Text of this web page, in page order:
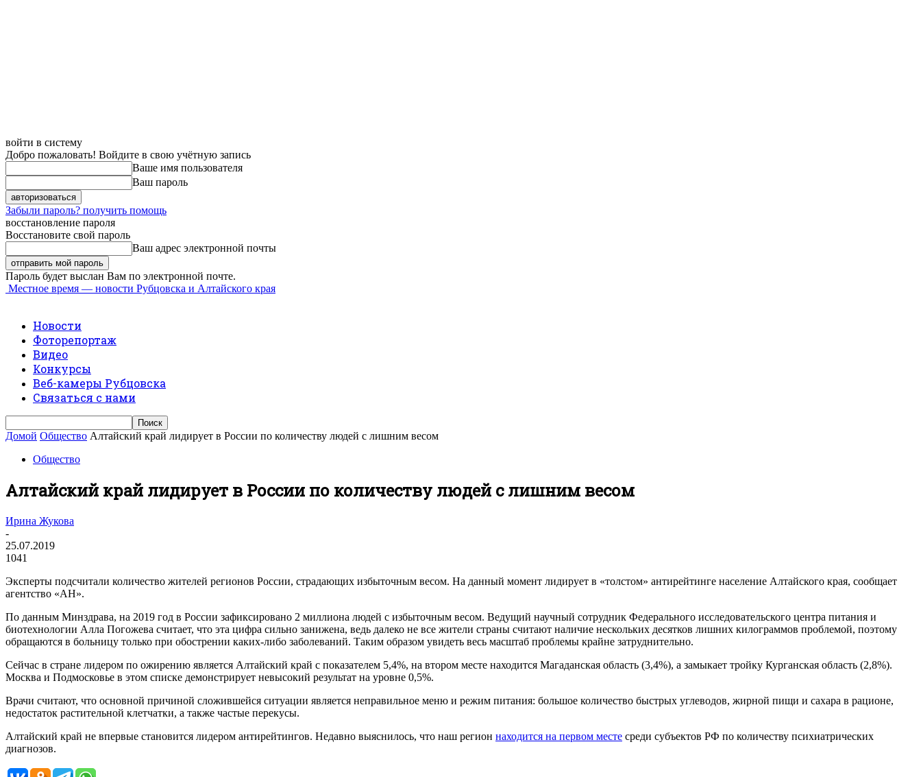
войти в систему
Добро пожаловать! Войдите в свою учётную запись
Ваше имя пользователя
Ваш пароль
Забыли пароль? получить помощь
восстановление пароля
Восстановите свой пароль
Ваш адрес электронной почты
Пароль будет выслан Вам по электронной почте.
Местное время — новости Рубцовска и Алтайского края
Новости
Фоторепортаж
Видео
Конкурсы
Веб-камеры Рубцовска
Связаться с нами
Домой Общество Алтайский край лидирует в России по количеству людей с лишним весом
Общество
Алтайский край лидирует в России по количеству людей с лишним весом
Ирина Жукова
-
25.07.2019
1041
Эксперты подсчитали количество жителей регионов России, страдающих избыточным весом. На данный момент лидирует в «толстом» антирейтинге население Алтайского края, сообщает
агентство «АН».
По данным Минздрава, на 2019 год в России зафиксировано 2 миллиона людей с избыточным весом. Ведущий научный сотрудник Федерального исследовательского центра питания и
биотехнологии Алла Погожева считает, что эта цифра сильно занижена, ведь далеко не все жители страны считают наличие нескольких десятков лишних килограммов проблемой, поэтому
обращаются в больницу только при обострении каких-либо заболеваний. Таким образом увидеть весь масштаб проблемы крайне затруднительно.
Сейчас в стране лидером по ожирению является Алтайский край с показателем 5,4%, на втором месте находится Магаданская область (3,4%), а замыкает тройку Курганская область (2,8%).
Москва и Подмосковье в этом списке демонстрирует невысокий результат на уровне 0,5%.
Врачи считают, что основной причиной сложившейся ситуации является неправильное меню и режим питания: большое количество быстрых углеводов, жирной пищи и сахара в рационе,
недостаток растительной клетчатки, а также частые перекусы.
Алтайский край не впервые становится лидером антирейтингов. Недавно выяснилось, что наш регион находится на первом месте среди субъектов РФ по количеству психиатрических
диагнозов.